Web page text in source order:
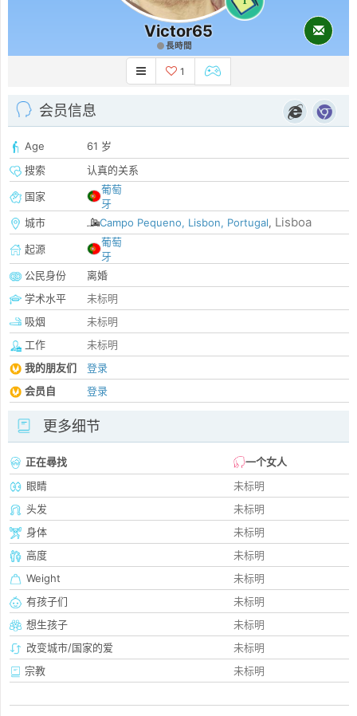
Victor65
長時間
1
会员信息
Age
61 岁
搜索
认真的关系
国家
葡萄
牙
城市
Campo Pequeno, Lisbon, Portugal, Lisboa
起源
葡萄
牙
公民身份
离婚
学术水平
未标明
吸烟
未标明
工作
未标明
我的朋友们
登录
会员自
登录
更多细节
正在尋找
一个女人
眼睛
未标明
头发
未标明
身体
未标明
高度
未标明
Weight
未标明
有孩子们
未标明
想生孩子
未标明
改变城市/国家的爱
未标明
宗教
未标明